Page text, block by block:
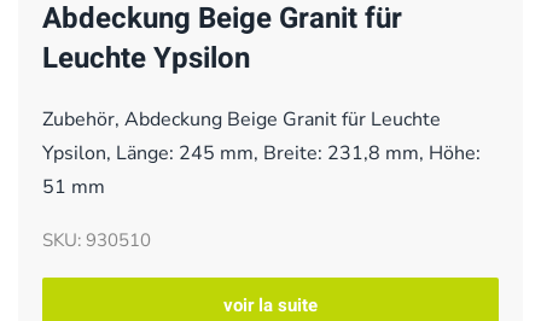
Abdeckung Beige Granit für
Leuchte Ypsilon
Zubehör, Abdeckung Beige Granit für Leuchte
Ypsilon, Länge: 245 mm, Breite: 231,8 mm, Höhe:
51 mm
SKU: 930510
voir la suite